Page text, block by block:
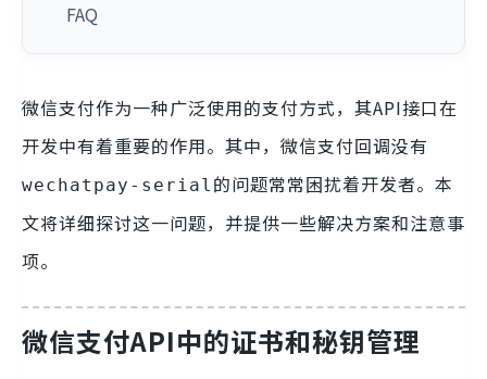
FAQ
微信支付作为一种广泛使用的支付方式，其API接口在
开发中有着重要的作用。其中，微信支付回调没有
wechatpay-serial 的问题常常困扰着开发者。本
文将详细探讨这一问题，并提供一些解决方案和注意事
项。
微信支付API中的证书和秘钥管理